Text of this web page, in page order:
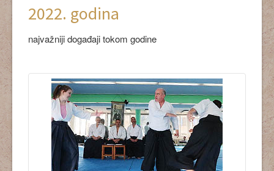
2022. godina
najvažniji događaji tokom godine